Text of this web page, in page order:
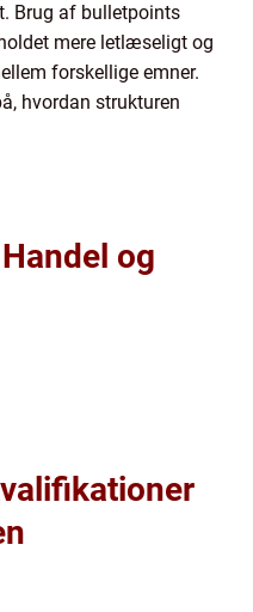
Brug af bulletpoints
mere letlæseligt og
forskellige emner.
hvordan strukturen
og